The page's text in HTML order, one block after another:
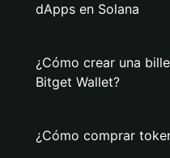
dApps en Solana
¿Cómo crear una
Bitget Wallet?
¿Cómo comprar